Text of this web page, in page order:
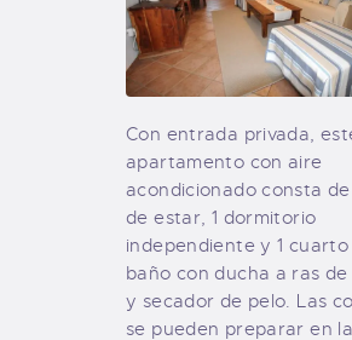
Con entrada privada,
apartamento con aire
acondicionado consta de
de estar, 1 dormitorio
independiente y 1 cuarto
baño con ducha a ras de
y secador de pelo. Las
se pueden preparar en la